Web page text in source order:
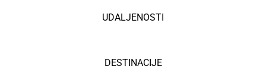
UDALJENOSTI
DESTINACIJE